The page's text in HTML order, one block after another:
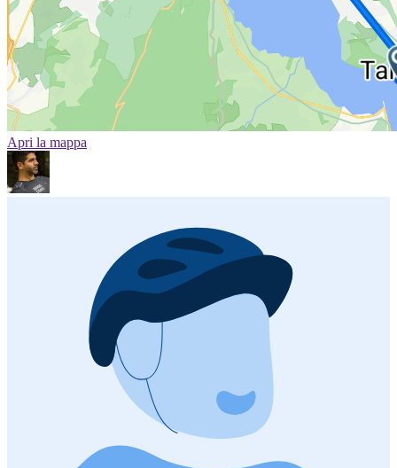
Apri la mappa